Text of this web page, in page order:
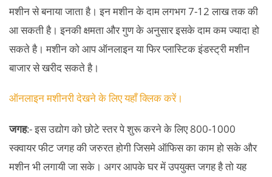
मशीन से बनाया जाता है। इन मशीन के दाम लगभग 7-12 लाख तक की
आ सकती है। इनकी क्षमता और गुण के अनुसार इसके दाम कम ज्यादा हो
सकते है। मशीन को आप ऑनलाइन या फिर प्लास्टिक इंडस्ट्री मशीन
बाजार से खरीद सकते है।
ऑनलाइन मशीनरी देखने के लिए यहाँ क्लिक करें।
जगह:- इस उद्योग को छोटे स्तर पे शुरू करने के लिए 800-1000
स्क्वायर फीट जगह की जरुरत होगी जिसमे ऑफिस का काम हो सके और
मशीन भी लगायी जा सके। अगर आपके घर में उपयुक्त जगह है तो यह